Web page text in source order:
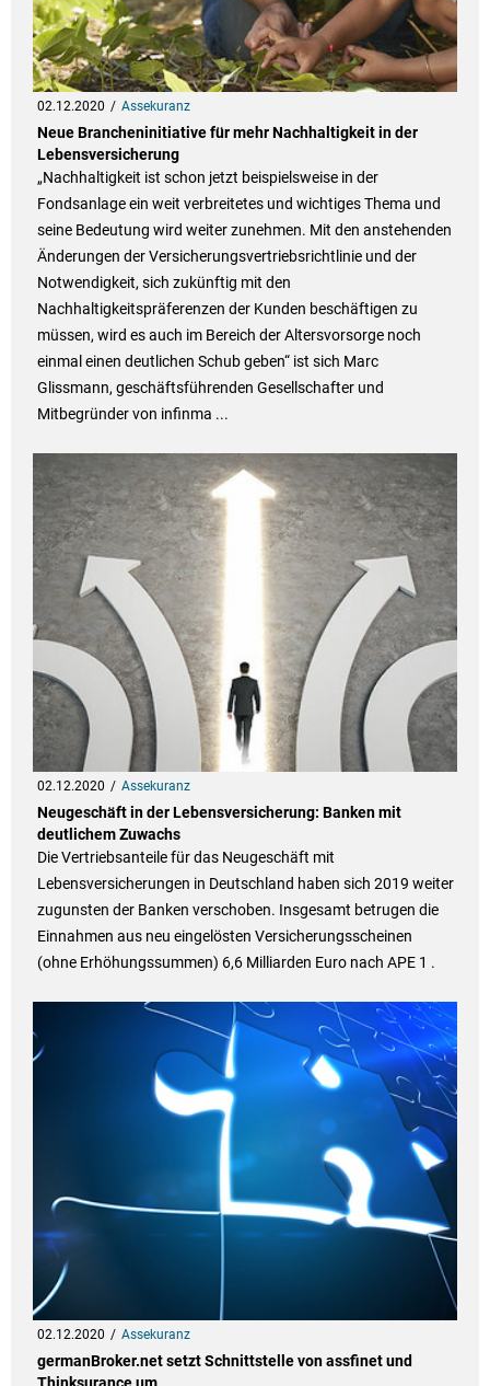
02.12.2020 Assekuranz
Neue Brancheninitiative für mehr Nachhaltigkeit in der
Lebensversicherung
„Nachhaltigkeit ist schon jetzt beispielsweise in der
Fondsanlage ein weit verbreitetes und wichtiges Thema und
seine Bedeutung wird weiter zunehmen. Mit den anstehenden
Änderungen der Versicherungsvertriebsrichtlinie und der
Notwendigkeit, sich zukünftig mit den
Nachhaltigkeitspräferenzen der Kunden beschäftigen zu
müssen, wird es auch im Bereich der Altersvorsorge noch
einmal einen deutlichen Schub geben“ ist sich Marc
Glissmann, geschäftsführenden Gesellschafter und
Mitbegründer von infinma ...
02.12.2020 Assekuranz
Neugeschäft in der Lebensversicherung: Banken mit
deutlichem Zuwachs
Die Vertriebsanteile für das Neugeschäft mit
Lebensversicherungen in Deutschland haben sich 2019 weiter
zugunsten der Banken verschoben. Insgesamt betrugen die
Einnahmen aus neu eingelösten Versicherungsscheinen
(ohne Erhöhungssummen) 6,6 Milliarden Euro nach APE 1 .
02.12.2020 Assekuranz
germanBroker.net setzt Schnittstelle von assfinet und